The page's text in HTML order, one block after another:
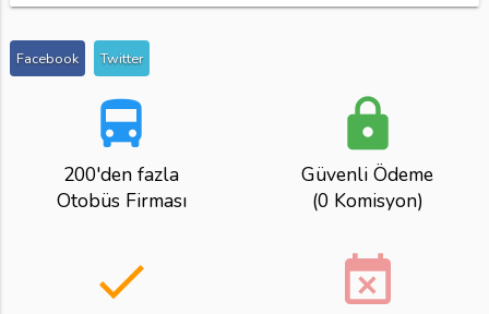
Facebook Twitter
directions_bus
200'den fazla
Otobüs Firması
lock
Güvenli Ödeme
(0 Komisyon)
done event_busy